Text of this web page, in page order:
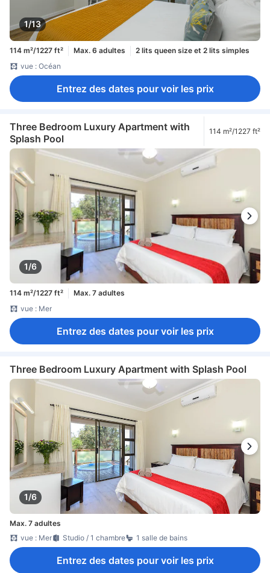
1/13
114 m²/1227 ft² Max. 6 adultes
2 lits queen size et 2 lits simples
vue : Océan
Entrez des dates pour voir les prix
Three Bedroom Luxury Apartment with
Splash Pool
114 m²/1227 ft²
1/6
114 m²/1227 ft²
Max. 7 adultes
vue : Mer
Entrez des dates pour voir les prix
Three Bedroom Luxury Apartment with Splash Pool
1/6
Max. 7 adultes
vue : Mer
Studio / 1 chambre 1 salle de bains
Entrez des dates pour voir les prix